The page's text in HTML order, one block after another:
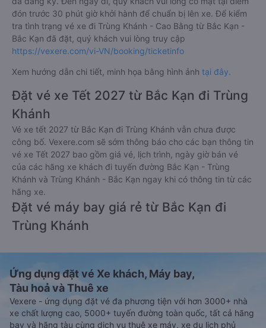
đón trước 30 phút giờ khởi hành để chuẩn bị lên xe. Để kiểm
tra tình trạng vé xe đi Trùng Khánh - Cao Bằng từ Bắc Kạn -
Bắc Kạn đã đặt, quý khách vui lòng truy cập
https://vexere.com/vi-VN/booking/ticketinfo
Xem hướng dẫn chi tiết, minh họa bằng hình ảnh tại đây.
Đặt vé xe Tết 2027 từ Bắc Kạn đi Trùng
Khánh
Vé xe tết 2027 từ Bắc Kạn đi Trùng Khánh vẫn chưa được
công bố. Vexere.com sẽ sớm thông báo cho các bạn thông tin
vé xe Tết 2027 bao gồm giá vé, lịch trình, ngày giờ bán vé
của các hãng xe khách đi tuyến đường Bắc Kạn - Trùng
Khánh và Trùng Khánh - Bắc Kạn ngay khi có thông tin từ các
hãng xe.
Đặt vé máy bay giá rẻ từ Bắc Kạn đi
Trùng Khánh
Ứng dụng đặt vé Xe khách, Máy bay,
Tàu hoả và Thuê xe
Vexere - ứng dụng đặt vé đa phương tiện với hơn 3000+ nhà
xe chất lượng cao, 5000+ tuyến đường toàn quốc, tất cả hãng
bay và hãng tàu cùng dịch vụ thuê xe máy, xe du lịch phủ